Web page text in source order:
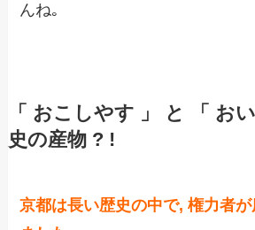
んね｡
「 おこしやす 」 と 「 お
史の産物 ? !
京都は長い歴史の中で, 権力者